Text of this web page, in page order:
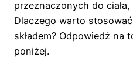
przeznaczonych do
Dlaczego warto
składem? Odpowiedź na
poniżej.